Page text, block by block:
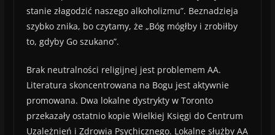
stanie złagodzić naszego alkoholizmu”. Beznadzieja
szybko znika, bo czytamy, że „Bóg mógłby i zrobiłby
to, gdyby Go szukano”.
Brak neutralności religijnej jest problemem AA.
Literatura skoncentrowana na Bogu jest aktywnie
promowana. Dwa lokalne dystrykty w Toronto
przekazały ostatnio kopie Wielkiej Księgi do Centrum
Uzależnień i Zdrowia Psychicznego. Lokalne służby AA